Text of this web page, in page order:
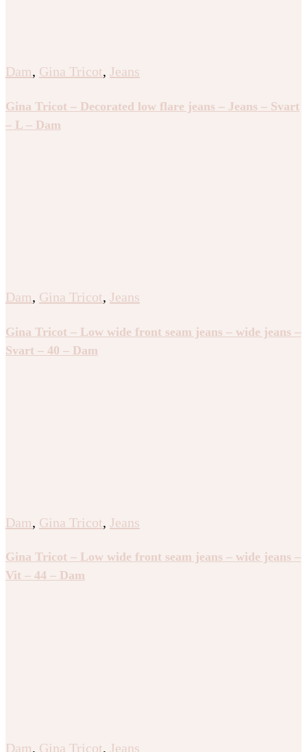
Dam, Gina Tricot, Jeans
Gina Tricot – Decorated low flare jeans – Jeans – Svart
– L – Dam
Dam, Gina Tricot, Jeans
Gina Tricot – Low wide front seam jeans – wide jeans –
Svart – 40 – Dam
Dam, Gina Tricot, Jeans
Gina Tricot – Low wide front seam jeans – wide jeans –
Vit – 44 – Dam
Dam, Gina Tricot, Jeans